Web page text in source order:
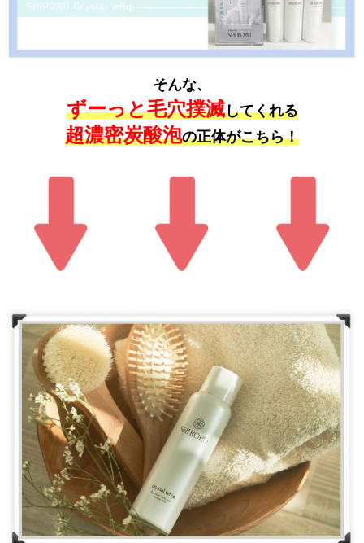
そんな、
ずーっと毛穴撲滅してくれる
超濃密炭酸泡の正体がこちら！